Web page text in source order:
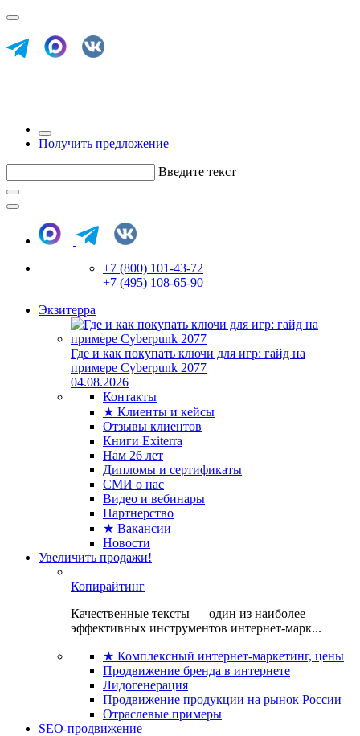
Получить предложение
Введите текст
+7 (800) 101-43-72
+7 (495) 108-65-90
Экзитерра
Где и как покупать ключи для игр: гайд на
примере Cyberpunk 2077
04.08.2026
Контакты
★ Клиенты и кейсы
Отзывы клиентов
Книги Exiterra
Нам 26 лет
Дипломы и сертификаты
СМИ о нас
Видео и вебинары
Партнерство
★ Вакансии
Новости
Увеличить продажи!
Копирайтинг
Качественные тексты — один из наиболее
эффективных инструментов интернет-марк...
★ Комплексный интернет-маркетинг, цены
Продвижение бренда в интернете
Лидогенерация
Продвижение продукции на рынок России
Отраслевые примеры
SEO-продвижение